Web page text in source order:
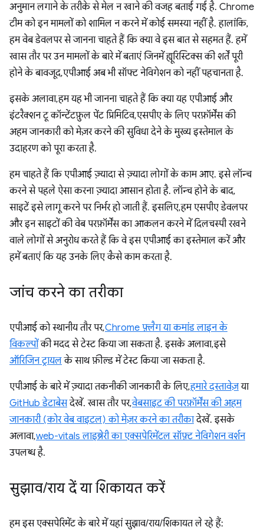
अनुमान लगाने के तरीके से मेल न खाने की वजह बताई गई है. Chrome
टीम को इन मामलों को शामिल न करने में कोई समस्या नहीं है. हालांकि,
हम वेब डेवलपर से जानना चाहते हैं कि क्या वे इस बात से सहमत हैं. हमें
खास तौर पर उन मामलों के बारे में बताएं जिनमें ह्यूरिस्टिक्स की शर्तें पूरी
होने के बावजूद, एपीआई अब भी सॉफ्ट नेविगेशन को नहीं पहचानता है.
इसके अलावा, हम यह भी जानना चाहते हैं कि क्या यह एपीआई और
इंटरैक्शन टू कॉन्टेंटफ़ुल पेंट प्रिमिटिव, एसपीए के लिए परफ़ॉर्मेंस की
अहम जानकारी को मेज़र करने की सुविधा देने के मुख्य इस्तेमाल के
उदाहरण को पूरा करता है.
हम चाहते हैं कि एपीआई ज़्यादा से ज़्यादा लोगों के काम आए. इसे लॉन्च
करने से पहले ऐसा करना ज़्यादा आसान होता है. लॉन्च होने के बाद,
साइटें इसे लागू करने पर निर्भर हो जाती हैं. इसलिए, हम एसपीए डेवलपर
और इन साइटों की वेब परफ़ॉर्मेंस का आकलन करने में दिलचस्पी रखने
वाले लोगों से अनुरोध करते हैं कि वे इस एपीआई का इस्तेमाल करें और
हमें बताएं कि यह उनके लिए कैसे काम करता है.
जांच करने का तरीका
एपीआई को स्थानीय तौर पर,Chrome फ़्लैग या कमांड लाइन के
विकल्पोंकी मदद से टेस्ट किया जा सकता है. इसके अलावा, इसे
ऑरिजिन ट्रायलके साथ फ़ील्ड में टेस्ट किया जा सकता है.
एपीआई के बारे में ज़्यादा तकनीकी जानकारी के लिए,हमारे दस्तावेज़या
GitHub डेटाबेसदेखें. खास तौर पर,वेबसाइट की परफ़ॉर्मेंस की अहम
जानकारी (कोर वेब वाइटल) को मेज़र करने का तरीकादेखें. इसके
अलावा,web-vitals लाइब्रेरी का एक्सपेरिमेंटल सॉफ़्ट नेविगेशन वर्शन
उपलब्ध है.
सुझाव/राय दें या शिकायत करें
हम इस एक्सपेरिमेंट के बारे में यहां सुझाव/राय/शिकायत ले रहे हैं: